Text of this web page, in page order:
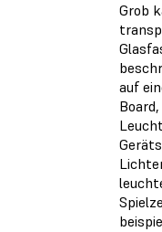
Grob
auf